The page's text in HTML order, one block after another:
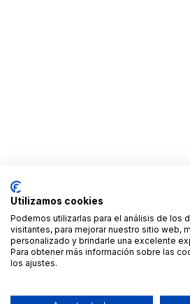
Utilizamos cookies
Podemos utilizarlas para el análisis de los
visitantes, para mejorar nuestro sitio web,
personalizado y brindarle una excelente
Para obtener más información sobre las
los ajustes.